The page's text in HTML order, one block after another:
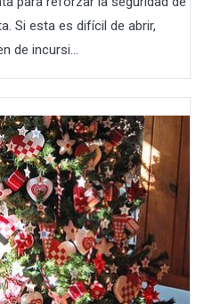
Si esta es difícil de abrir,
de incursi...